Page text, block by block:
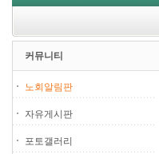
커뮤니티
노회알림판
자유게시판
포토갤러리